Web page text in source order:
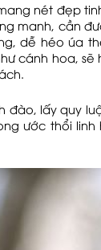
nét đẹp
manh, cần
dễ héo úa
cánh hoa, sẽ
đào, lấy quy
ước thổi